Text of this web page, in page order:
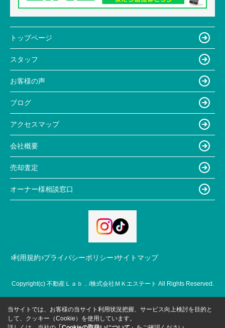
トップページ
スタッフ
お客様の声
ブログ
アクセスマップ
会社概要
売却査定
オーナー様相談窓口
利用規約 プライバシーポリシー サイトマップ
Copyright(c) 不動産Ｌａｂ．/株式会社ＭＫエステート All Rights Reserved.
当サイトでは、お客様の当サイト利用状況把握、サービス向上検討を目的と
して、クッキー（Cookie）を使用しています。